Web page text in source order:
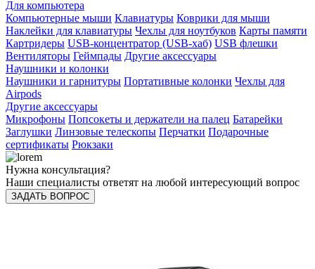
Для компьютера
Компьютерные мыши Клавиатуры Коврики для мыши
Наклейки для клавиатуры Чехлы для ноутбуков Карты памяти
Картридеры USB-концентратор (USB-хаб) USB флешки
Вентиляторы Геймпады Другие аксессуары
Наушники и колонки
Наушники и гарнитуры Портативные колонки Чехлы для
Airpods
Другие аксессуары
Микрофоны Попсокеты и держатели на палец Батарейки
Заглушки Линзовые телескопы Перчатки Подарочные
сертификаты Рюкзаки
Нужна консультация?
Наши специалисты ответят на любой интересующий вопрос
ЗАДАТЬ ВОПРОС